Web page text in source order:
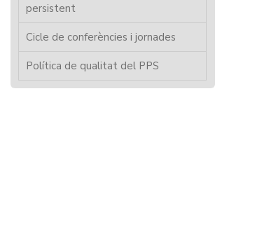
persistent
Cicle de conferències i jornades
Política de qualitat del PPS